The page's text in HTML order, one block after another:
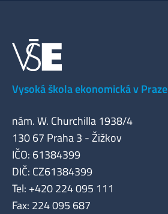
Vysoká škola ekonomická v Praze
nám. W. Churchilla 1938/4
130 67 Praha 3 - Žižkov
IČO: 61384399
DIČ: CZ61384399
Tel: +420 224 095 111
Fax: 224 095 687